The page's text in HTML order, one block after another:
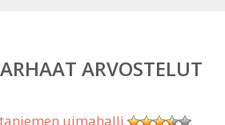
ARVOSTELUT
uimahalli